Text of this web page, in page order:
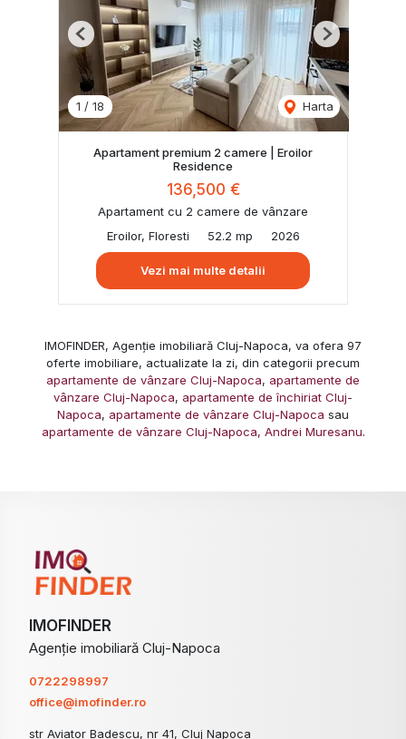
1 / 18 Harta
Previous Next
Apartament premium 2 camere | Eroilor
Residence
136,500 €
Apartament cu 2 camere de vânzare
Eroilor, Floresti
52.2 mp 2026
Vezi mai multe detalii
IMOFINDER, Agenție imobiliară Cluj-Napoca, va ofera 97
oferte imobiliare, actualizate la zi, din categorii precum
apartamente de vânzare Cluj-Napoca, apartamente de
vânzare Cluj-Napoca, apartamente de închiriat Cluj-
Napoca, apartamente de vânzare Cluj-Napoca sau
apartamente de vânzare Cluj-Napoca, Andrei Muresanu.
IMOFINDER
Agenție imobiliară Cluj-Napoca
0722298997
office@imofinder.ro
str Aviator Badescu, nr 41, Cluj Napoca